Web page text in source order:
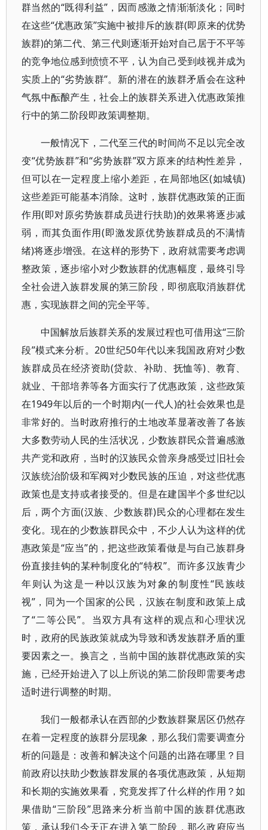
群当然的“既得利益”，因而感激之情渐渐淡化；同时
在这些“优惠政策”实施中被排斥的族群(即原来的优势
族群)的第二代、第三代则逐渐开始对自己居于不平等
的竞争地位感到愤愤不平，认为自己受到歧视并成为
实质上的“劣势族群”。新的潜在的族群矛盾会在这种
气氛中酝酿产生，社会上的族群关系进入优惠政策推
行中的第二阶段即政策调整期。
一般情况下，二代至三代的时间尚不足以完全改
变“优势族群”和“劣势族群”双方原来的结构性差异，
但可以在一定程度上缩小差距，在局部地区(如城镇)
这些差距可能基本消除。这时，族群优惠政策的正面
作用(即对原劣势族群成员进行扶助)的效果将逐步减
弱，而其负面作用(即激发原优势族群成员的不满情
绪)将逐步增强。在这样的形势下，政府就需要考虑调
整政策，逐步缩小对少数族群的优惠幅度，最终引导
全社会进入族群发展的第三阶段，即彻底取消族群优
惠，实现族群之间的完全平等。
中国解放后族群关系的发展过程也可借用这“三阶
段”模式来分析。20世纪50年代以来我国政府对少数
族群成员在经济资助(贷款、补助、抚恤等)、教育、
就业、干部培养等各方面实行了优惠政策，这些政策
在1949年以后的一个时期内(一代人)的社会效果也是
非常好的。当时政府推行的土地改革显著改善了各族
大多数劳动人民的生活状况，少数族群民众普遍感激
共产党和政府，当时的汉族民众曾亲身感受过旧社会
汉族统治阶级和军阀对少数民族的压迫，对这些优惠
政策也是支持或者接受的。但是在建国半个多世纪以
后，两个方面(汉族、少数族群)民众的心理都在发生
变化。现在的少数族群民众中，不少人认为这样的优
惠政策是“应当”的，把这些政策看做是与自己族群身
份直接挂钩的某种制度化的“特权”。而许多汉族青少
年则认为这是一种以汉族为对象的制度性“民族歧
视”，同为一个国家的公民，汉族在制度和政策上成
了“二等公民”。当双方具有这样的观点和心理状况
时，政府的民族政策就成为导致和诱发族群矛盾的重
要因素之一。换言之，当前中国的族群优惠政策的实
施，已经开始进入了以上所说的第二阶段即需要考虑
适时进行调整的时期。
我们一般都承认在西部的少数族群聚居区仍然存
在着一定程度的族群分层现象，那么我们需要调查分
析的问题是：改善和解决这个问题的出路在哪里？目
前政府以扶助少数族群发展的各项优惠政策，从短期
和长期的实施效果看，究竟发挥了什么样的作用？如
果借助“三阶段”思路来分析当前中国的族群优惠政
策，承认我们今天正在进入第二阶段，那么政府应当